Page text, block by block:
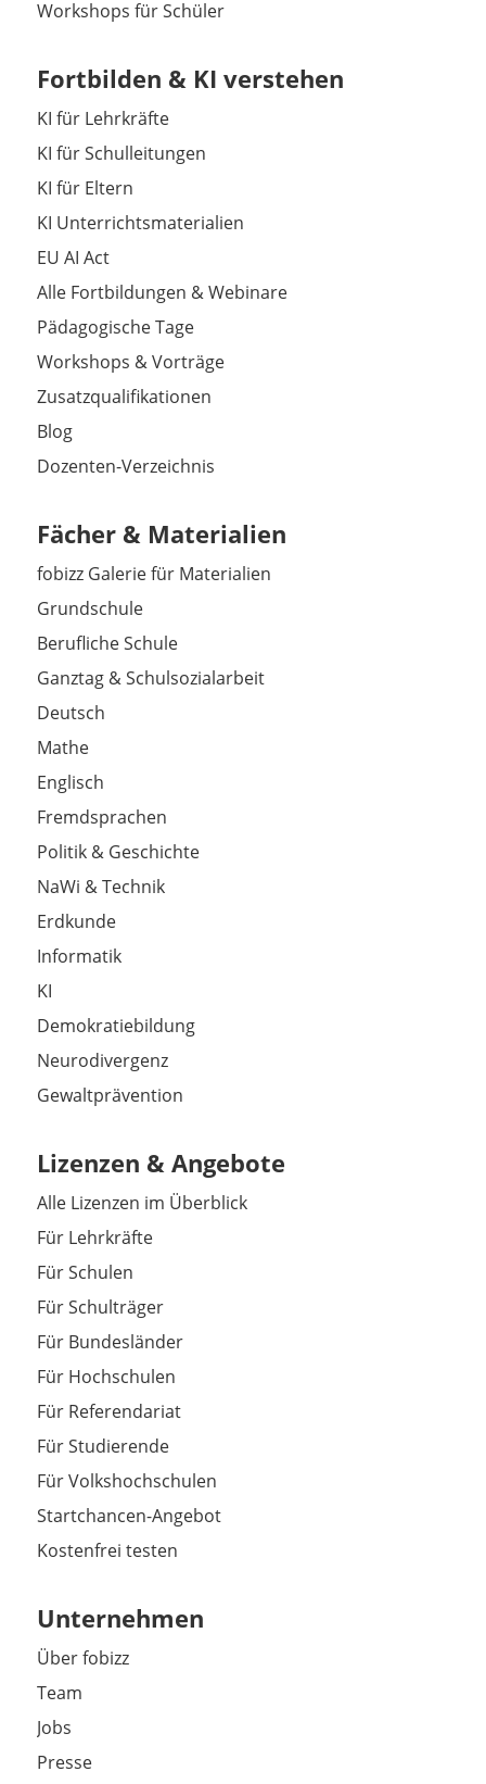
Workshops für Schüler
Fortbilden & KI verstehen
KI für Lehrkräfte
KI für Schulleitungen
KI für Eltern
KI Unterrichtsmaterialien
EU AI Act
Alle Fortbildungen & Webinare
Pädagogische Tage
Workshops & Vorträge
Zusatzqualifikationen
Blog
Dozenten-Verzeichnis
Fächer & Materialien
fobizz Galerie für Materialien
Grundschule
Berufliche Schule
Ganztag & Schulsozialarbeit
Deutsch
Mathe
Englisch
Fremdsprachen
Politik & Geschichte
NaWi & Technik
Erdkunde
Informatik
KI
Demokratiebildung
Neurodivergenz
Gewaltprävention
Lizenzen & Angebote
Alle Lizenzen im Überblick
Für Lehrkräfte
Für Schulen
Für Schulträger
Für Bundesländer
Für Hochschulen
Für Referendariat
Für Studierende
Für Volkshochschulen
Startchancen-Angebot
Kostenfrei testen
Unternehmen
Über fobizz
Team
Jobs
Presse